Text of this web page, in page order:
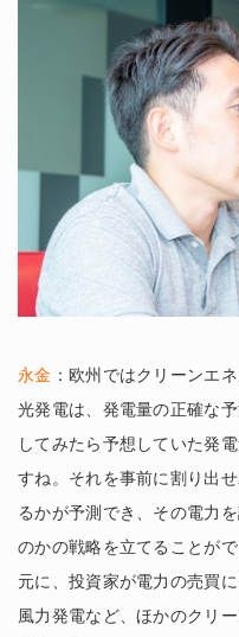
永金 ：欧州ではクリーンエ
光発電は、発電量の正確な
してみたら予想していた発
すね。それを事前に割り出
るかが予測でき、その電力
のかの戦略を立てることが
元に、投資家が電力の売買
風力発電など、ほかのクリ